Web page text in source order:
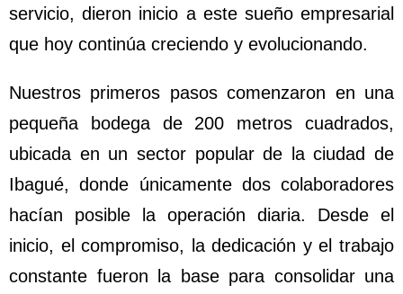
servicio, dieron inicio a este sueño empresarial
que hoy continúa creciendo y evolucionando.
Nuestros primeros pasos comenzaron en una
pequeña bodega de 200 metros cuadrados,
ubicada en un sector popular de la ciudad de
Ibagué, donde únicamente dos colaboradores
hacían posible la operación diaria. Desde el
inicio, el compromiso, la dedicación y el trabajo
constante fueron la base para consolidar una